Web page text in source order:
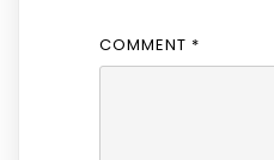
COMMENT *